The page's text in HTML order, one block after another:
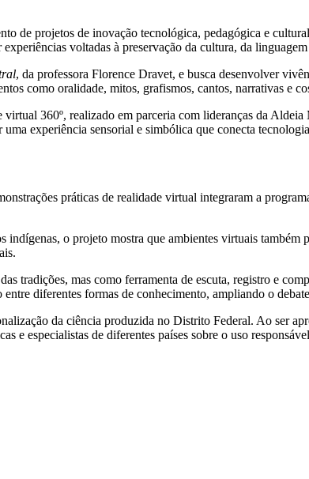
de projetos de inovação tecnológica, pedagógica e
voltadas à preservação da cultura, da
, da professora Florence Dravet, e busca desenvolver
como oralidade, mitos, grafismos, cantos, narrativas e
360º, realizado em parceria com lideranças da
experiência sensorial e simbólica que conecta
práticas de realidade virtual integraram a
o projeto mostra que ambientes virtuais também
tradições, mas como ferramenta de escuta, registro e
diferentes formas de conhecimento, ampliando o
da ciência produzida no Distrito Federal. Ao ser
e especialistas de diferentes países sobre o uso